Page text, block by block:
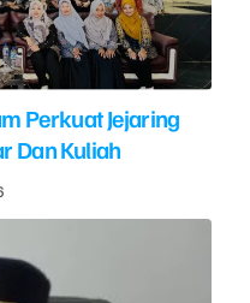
Perkuat Jejaring
Dan Kuliah